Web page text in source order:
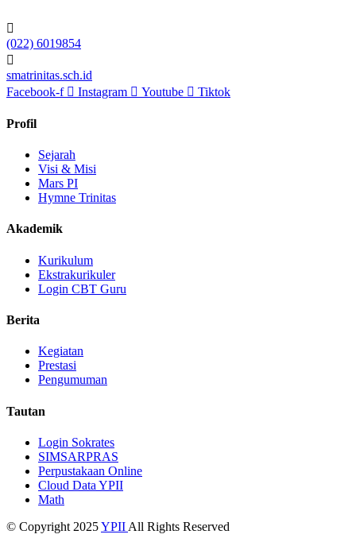
(022) 6019854
smatrinitas.sch.id
Facebook-f
Instagram Youtube Tiktok
Profil
Sejarah
Visi & Misi
Mars PI
Hymne Trinitas
Akademik
Kurikulum
Ekstrakurikuler
Login CBT Guru
Berita
Kegiatan
Prestasi
Pengumuman
Tautan
Login Sokrates
SIMSARPRAS
Perpustakaan Online
Cloud Data YPII
Math
© Copyright 2025YPII All Rights Reserved